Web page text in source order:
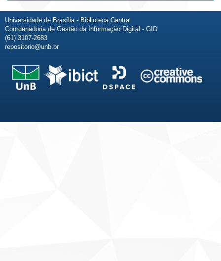
Universidade de Brasília - Biblioteca Central
Coordenadoria de Gestão da Informação Digital - GID
(61) 3107-2683
repositorio@unb.br